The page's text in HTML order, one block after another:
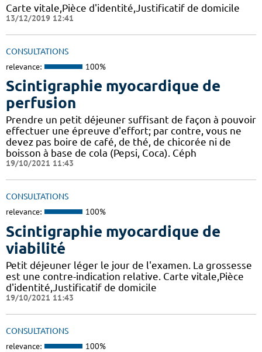
Carte vitale,Pièce d'identité,Justificatif de domicile
13/12/2019 12:41
CONSULTATIONS
relevance: 100%
Scintigraphie myocardique de
perfusion
Prendre un petit déjeuner suffisant de façon à pouvoir
effectuer une épreuve d'effort; par contre, vous ne
devez pas boire de café, de thé, de chicorée ni de
boisson à base de cola (Pepsi, Coca). Céph
19/10/2021 11:43
CONSULTATIONS
relevance: 100%
Scintigraphie myocardique de
viabilité
Petit déjeuner léger le jour de l'examen. La grossesse
est une contre-indication relative. Carte vitale,Pièce
d'identité,Justificatif de domicile
19/10/2021 11:43
CONSULTATIONS
relevance: 100%